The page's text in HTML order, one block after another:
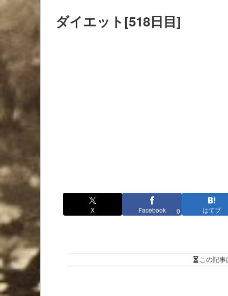
ダイエット[518日目]
X Facebook 0 はてブ
この記事